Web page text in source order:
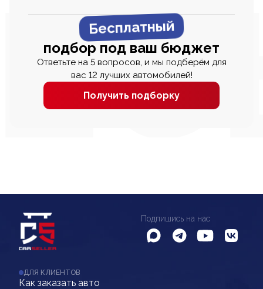
Бесплатный
подбор под ваш бюджет
Ответьте на 5 вопросов, и мы подберём для
вас 12 лучших автомобилей!
Получить подборку
Подпишись на нас
ДЛЯ КЛИЕНТОВ
Как заказать авто